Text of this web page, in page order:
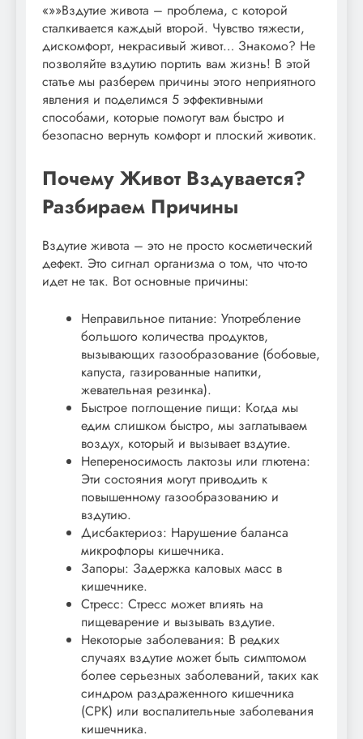
«»»Вздутие живота – проблема, с которой
сталкивается каждый второй. Чувство тяжести,
дискомфорт, некрасивый живот… Знакомо? Не
позволяйте вздутию портить вам жизнь! В этой
статье мы разберем причины этого неприятного
явления и поделимся 5 эффективными
способами, которые помогут вам быстро и
безопасно вернуть комфорт и плоский животик.
Почему Живот Вздувается?
Разбираем Причины
Вздутие живота – это не просто косметический
дефект. Это сигнал организма о том, что что-то
идет не так. Вот основные причины:
Неправильное питание: Употребление
большого количества продуктов,
вызывающих газообразование (бобовые,
капуста, газированные напитки,
жевательная резинка).
Быстрое поглощение пищи: Когда мы
едим слишком быстро, мы заглатываем
воздух, который и вызывает вздутие.
Непереносимость лактозы или глютена:
Эти состояния могут приводить к
повышенному газообразованию и
вздутию.
Дисбактериоз: Нарушение баланса
микрофлоры кишечника.
Запоры: Задержка каловых масс в
кишечнике.
Стресс: Стресс может влиять на
пищеварение и вызывать вздутие.
Некоторые заболевания: В редких
случаях вздутие может быть симптомом
более серьезных заболеваний, таких как
синдром раздраженного кишечника
(СРК) или воспалительные заболевания
кишечника.